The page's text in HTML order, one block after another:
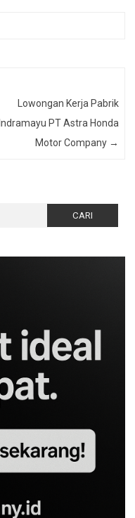
Lowongan Kerja Pabrik
Indramayu PT Astra Honda
Motor Company →